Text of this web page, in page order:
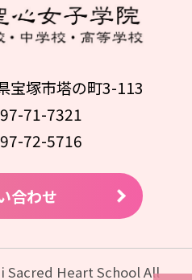
宝塚市塔の町3-113
71-7321
72-5716
合わせ
Heart School All